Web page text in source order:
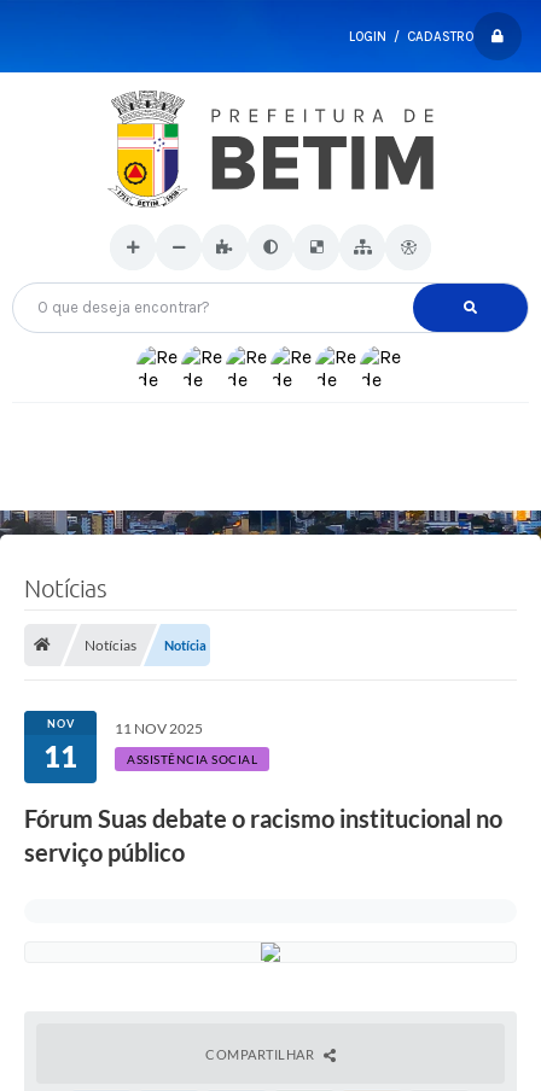
LOGIN / CADASTRO
O que deseja encontrar?
Notícias
Notícias Notícia
NOV
11
11 NOV 2025
ASSISTÊNCIA SOCIAL
Fórum Suas debate o racismo institucional no
serviço público
COMPARTILHAR